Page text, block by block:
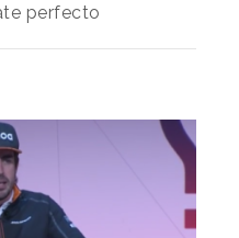
perfecto